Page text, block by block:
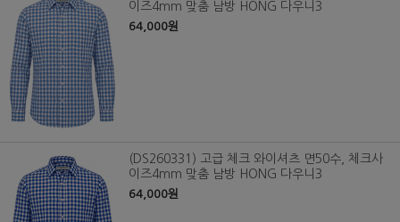
이즈4mm 맞춤 남방 HONG 다우니3
64,000원
(DS260331) 고급 체크 와이셔츠 면50수, 체크사
이즈4mm 맞춤 남방 HONG 다우니3
64,000원